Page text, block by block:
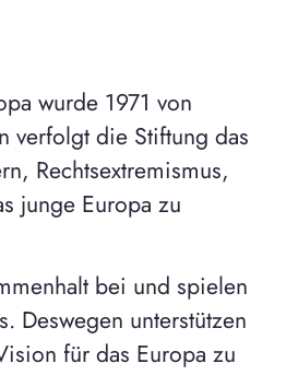
wurde 1971 von
verfolgt die Stiftung das
Rechtsextremismus,
junge Europa zu
bei und spielen
Deswegen unterstützen
für das Europa zu